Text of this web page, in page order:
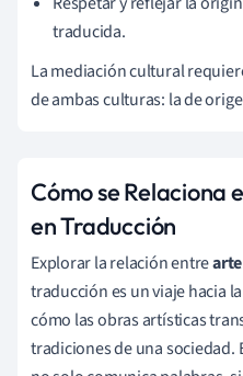
traducida.
La mediación cultural
de ambas culturas: la de
Cómo se Relaciona
en Traducción
Explorar la relación entrearte
traducción es un viaje hacia
cómo las obras artísticas
tradiciones de una sociedad.